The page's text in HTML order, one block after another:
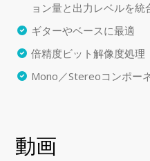
ョン量と出力レベルを統
ギターやベースに最適
倍精度ビット解像度処理
Mono／Stereoコンポー
動画